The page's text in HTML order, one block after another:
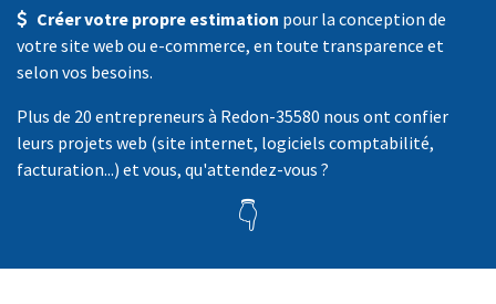
Créer votre propre estimation pour la conception de
votre site web ou e-commerce, en toute transparence et
selon vos besoins.
Plus de 20 entrepreneurs à Redon-35580 nous ont confier
leurs projets web (site internet, logiciels comptabilité,
facturation...) et vous, qu'attendez-vous ?
👇